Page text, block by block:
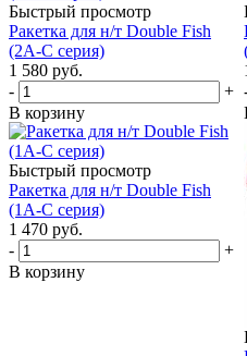
Быстрый просмотр
Ракетка для н/т Double Fish
(2А-С серия)
1 580 руб.
-
+
В корзину
Быстрый просмотр
Ракетка для н/т Double Fish
(1А-С серия)
1 470 руб.
-
+
В корзину